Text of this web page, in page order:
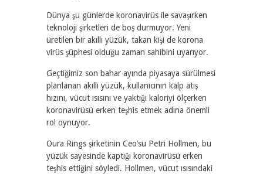
Dünya şu günlerde koronavirüs ile savaşırken
teknoloji şirketleri de boş durmuyor. Yeni
üretilen bir akıllı yüzük, takan kişi de korona
virüs şüphesi olduğu zaman sahibini uyarıyor.
Geçtiğimiz son bahar ayında piyasaya sürülmesi
planlanan akıllı yüzük, kullanıcının kalp atış
hızını, vücut ısısını ve yaktığı kaloriyi ölçerken
koronavirüsü erken teşhis etmek adına önemli
rol oynuyor.
Oura Rings şirketinin Ceo’su Petri Hollmen, bu
yüzük sayesinde kaptığı koronavirüsü erken
teşhis ettiğini söyledi. Hollmen, vücut ısısındaki